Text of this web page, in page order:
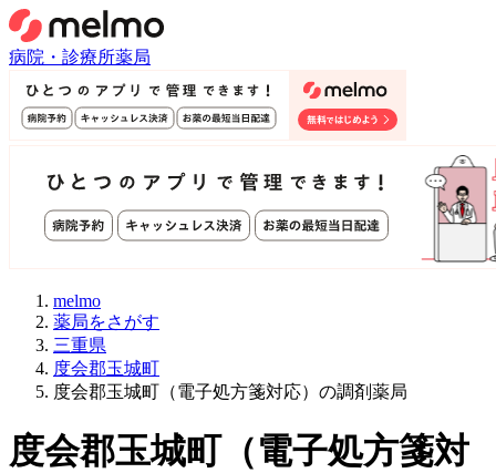
病院・診療所薬局
melmo
薬局をさがす
三重県
度会郡玉城町
度会郡玉城町（電子処方箋対応）の調剤薬局
度会郡玉城町（電子処方箋対